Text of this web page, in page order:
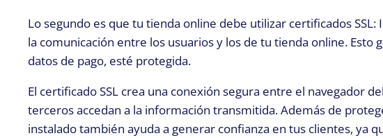
Lo segundo es que tu tienda online debe utilizar certificados
la comunicación entre los usuarios y los de tu tienda online.
datos de pago, esté protegida.
El certificado SSL crea una conexión segura entre el navegador
terceros accedan a la información transmitida. Además de
instalado también ayuda a generar confianza en tus clientes, ya